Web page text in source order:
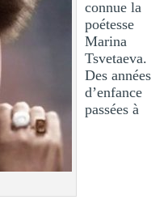
connue la
poétesse
Marina
Tsvetaeva.
Des années
d’enfance
passées à